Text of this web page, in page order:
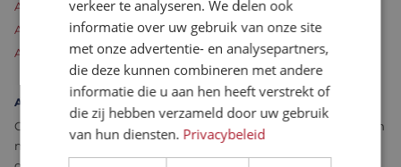
Assemblage & Customizing
Manufacturing
Defensie
Over ons
Werken bij
Algemene Voorwaarden Eltrex Motion België Nederlands
Algemene Voorwaarden Eltrex Motion België Engels
Algemene Voorwaarden Eltrex Motion België Frans
ADDITIONELE VOORWAARDEN ELTREX MOTION
Onze klanten verklaren dat goederen gekocht bij Eltrex Motion
niet direct of indirect naar personen of entiteiten worden
verkeer te analyseren. We delen ook
informatie over uw gebruik van onze site
met onze advertentie- en analysepartners,
die deze kunnen combineren met andere
informatie die u aan hen heeft verstrekt of
die zij hebben verzameld door uw gebruik
van hun diensten. Privacybeleid